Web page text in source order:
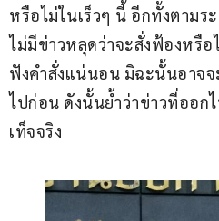
หรือไม่ในเร็วๆ นี้ อีกทั้งตามร
ไม่มีข่าวหลุดว่าจะสั่งฟ้องหรื
ฟังคำสั่งแน่นอน มิฉะนั้นอาจ
ไปก่อน ดังนั้นย้ำว่าข่าวที่ออก
เท็จจริง